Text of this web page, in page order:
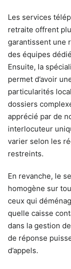
Les services
retraite offrent
garantissent une
des équipes
Ensuite, la
permet d’avoir
particularités
dossiers
apprécié par de
interlocuteur
varier selon les
restreints.
En revanche, le
homogène sur
ceux qui
quelle caisse
dans la gestion
de réponse
d’appels.